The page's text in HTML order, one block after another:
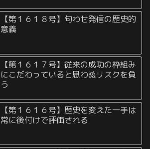
【第１６１８号】匂わせ発信の歴史的
意義
【第１６１７号】従来の成功の枠組み
にこだわっていると思わぬリスクを負
う
【第１６１６号】歴史を変えた一手は
常に後付けで評価される